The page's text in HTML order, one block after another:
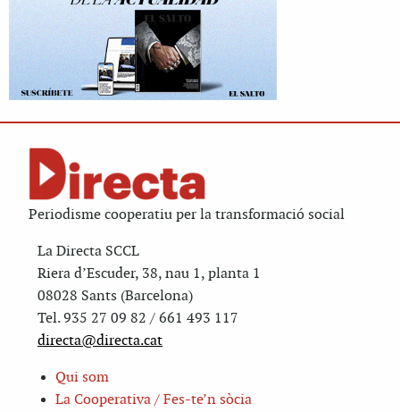
Periodisme cooperatiu per la transformació social
La Directa SCCL
Riera d’Escuder, 38, nau 1, planta 1
08028 Sants (Barcelona)
Tel. 935 27 09 82 / 661 493 117
directa@directa.cat
Qui som
La Cooperativa / Fes-te’n sòcia